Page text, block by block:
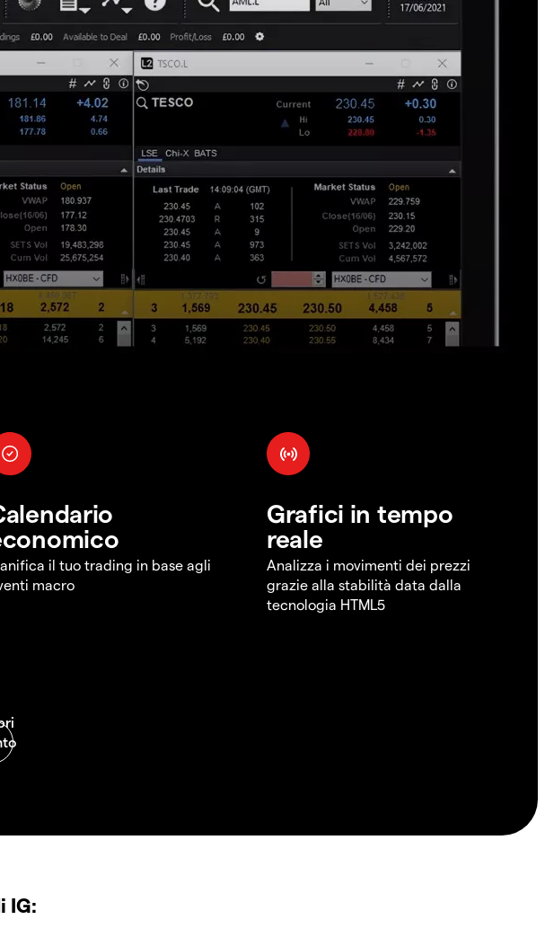
il tuo trading in base agli
macro
Grafici in tempo
reale
Analizza i movimenti dei prezzi
grazie alla stabilità data dalla
tecnologia HTML5
IG: